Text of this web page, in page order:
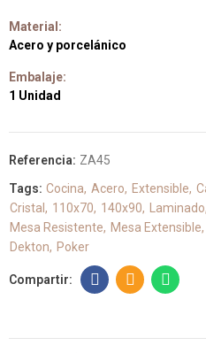
Material:
Acero y porcelánico
Embalaje:
1 Unidad
Referencia: ZA45
Tags: Cocina Acero Extensible
Cristal
110x70 140x90 Laminado
Mesa Resistente
Mesa Extensible
Dekton
Poker